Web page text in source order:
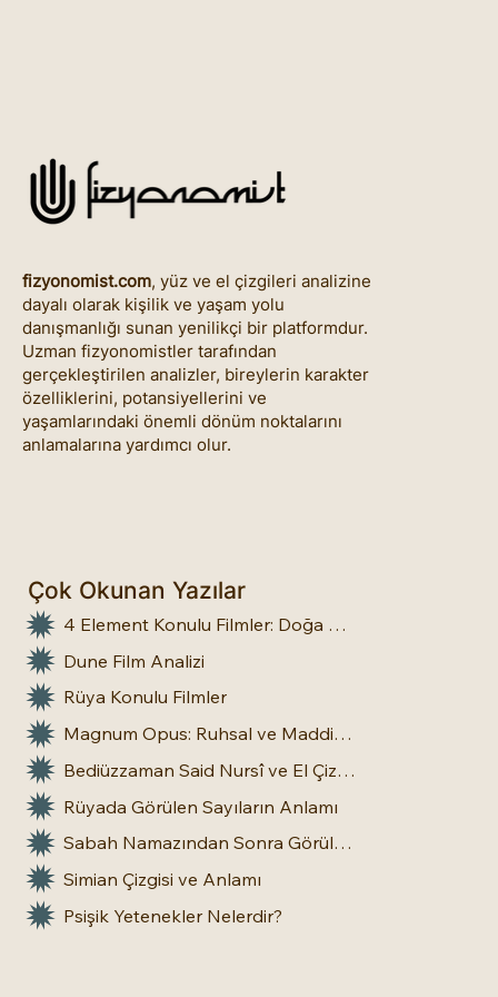
fizyonomist.com, yüz ve el çizgileri analizine
dayalı olarak kişilik ve yaşam yolu
danışmanlığı sunan yenilikçi bir platformdur.
Uzman fizyonomistler tarafından
gerçekleştirilen analizler, bireylerin karakter
özelliklerini, potansiyellerini ve
yaşamlarındaki önemli dönüm noktalarını
anlamalarına yardımcı olur.
Çok Okunan Yazılar
4 Element Konulu Filmler: Doğa Üstü Güçler
Dune Film Analizi
Rüya Konulu Filmler
Magnum Opus: Ruhsal ve Maddi Dönüşümün Büyük Eseri
Bediüzzaman Said Nursî ve El Çizgileri: İnsan Doğasına Dair Bir Bakış
Rüyada Görülen Sayıların Anlamı
Sabah Namazından Sonra Görülen Rüya Gerçek Olur mu?
Simian Çizgisi ve Anlamı
Psişik Yetenekler Nelerdir?